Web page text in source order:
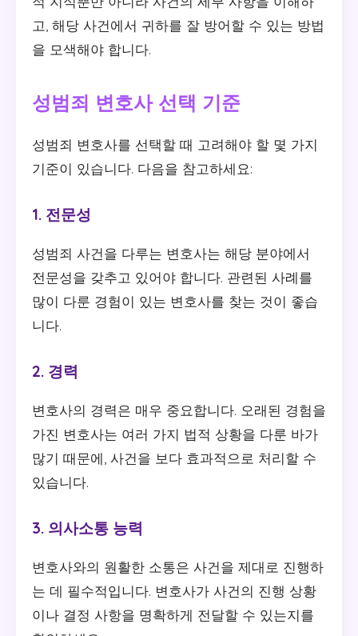
고, 해당 사건에서 귀하를 잘 방어할 수 있는 방법
을 모색해야 합니다.
성범죄 변호사 선택 기준
성범죄 변호사를 선택할 때 고려해야 할 몇 가지
기준이 있습니다. 다음을 참고하세요:
1. 전문성
성범죄 사건을 다루는 변호사는 해당 분야에서
전문성을 갖추고 있어야 합니다. 관련된 사례를
많이 다룬 경험이 있는 변호사를 찾는 것이 좋습
니다.
2. 경력
변호사의 경력은 매우 중요합니다. 오래된 경험을
가진 변호사는 여러 가지 법적 상황을 다룬 바가
많기 때문에, 사건을 보다 효과적으로 처리할 수
있습니다.
3. 의사소통 능력
변호사와의 원활한 소통은 사건을 제대로 진행하
는 데 필수적입니다. 변호사가 사건의 진행 상황
이나 결정 사항을 명확하게 전달할 수 있는지를